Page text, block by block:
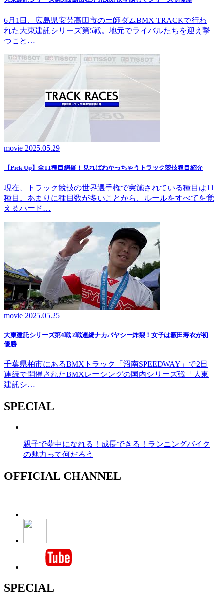
6月1日、広島県安芸高田市の土師ダムBMX TRACKで行わ
れた大東建託シリーズ第5戦。地元でライバルたちを迎え撃
つこと…
movie 2025.05.29
【Pick Up】全11種目網羅！見ればわかっちゃうトラック競技種目紹介
現在、トラック競技の世界選手権で実施されている種目は11
種目。あまりに種目数が多いことから、ルールをすべてを覚
えるハード…
movie 2025.05.25
大東建託シリーズ第4戦 2戦連続ナカバヤシー炸裂！女子は籔田寿衣が初
優勝
千葉県柏市にあるBMXトラック「沼南SPEEDWAY」で2日
連続で開催されたBMXレーシングの国内シリーズ戦「大東
建託シ…
SPECIAL
親子で夢中になれる！成長できる！ランニングバイク
の魅力って何だろう
OFFICIAL CHANNEL
SPECIAL